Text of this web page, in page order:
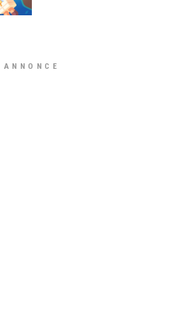
ANNONCE